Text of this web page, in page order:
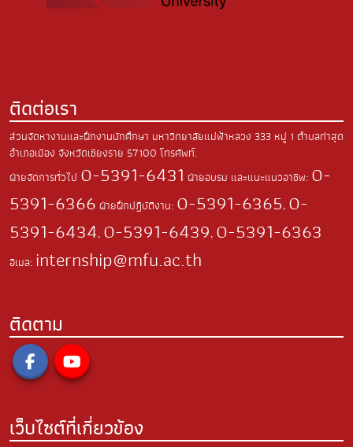
ติดต่อเรา
ส่วนจัดหางานและฝึกงานนักศึกษา มหาวิทยาลัยแม่ฟ้าหลวง 333 หมู่ 1 ตำบลท่าสุด
อำเภอเมือง จังหวัดเชียงราย 57100 โทรศัพท์.
ฝ่ายจัดการทั่วไป 0-5391-6431 ฝ่ายอบรม และแนะแนวอาชีพ: 0-
5391-6366 ฝ่ายฝึกปฏิบัติงาน: 0-5391-6365, 0-
5391-6434, 0-5391-6439, 0-5391-6363
อีเมล: internship@mfu.ac.th
ติดตาม
เว็บไซต์ที่เกี่ยวข้อง